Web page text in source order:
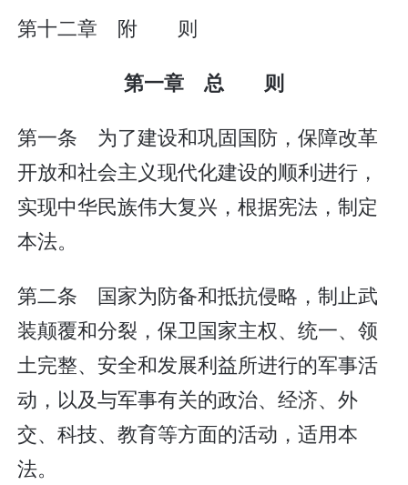
第十二章 附 则
第一章 总 则
第一条 为了建设和巩固国防，保障改革
开放和社会主义现代化建设的顺利进行，
实现中华民族伟大复兴，根据宪法，制定
本法。
第二条 国家为防备和抵抗侵略，制止武
装颠覆和分裂，保卫国家主权、统一、领
土完整、安全和发展利益所进行的军事活
动，以及与军事有关的政治、经济、外
交、科技、教育等方面的活动，适用本
法。